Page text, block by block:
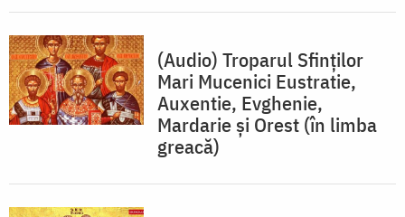
(Audio) Troparul Sfinților
Mari Mucenici Eustratie,
Auxentie, Evghenie,
Mardarie și Orest (în limba
greacă)